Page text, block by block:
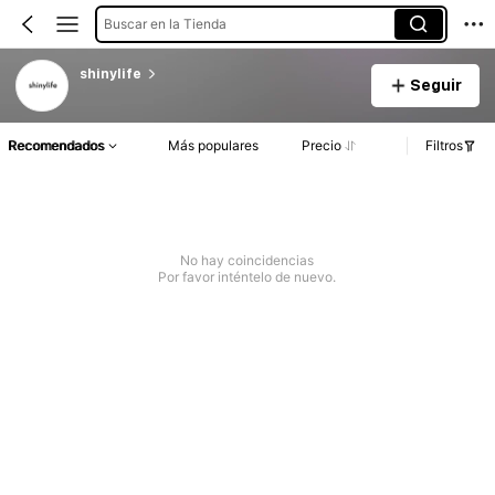
Buscar en la Tienda
shinylife
Seguir
Recomendados Más populares Precio Filtros
No hay coincidencias
Por favor inténtelo de nuevo.